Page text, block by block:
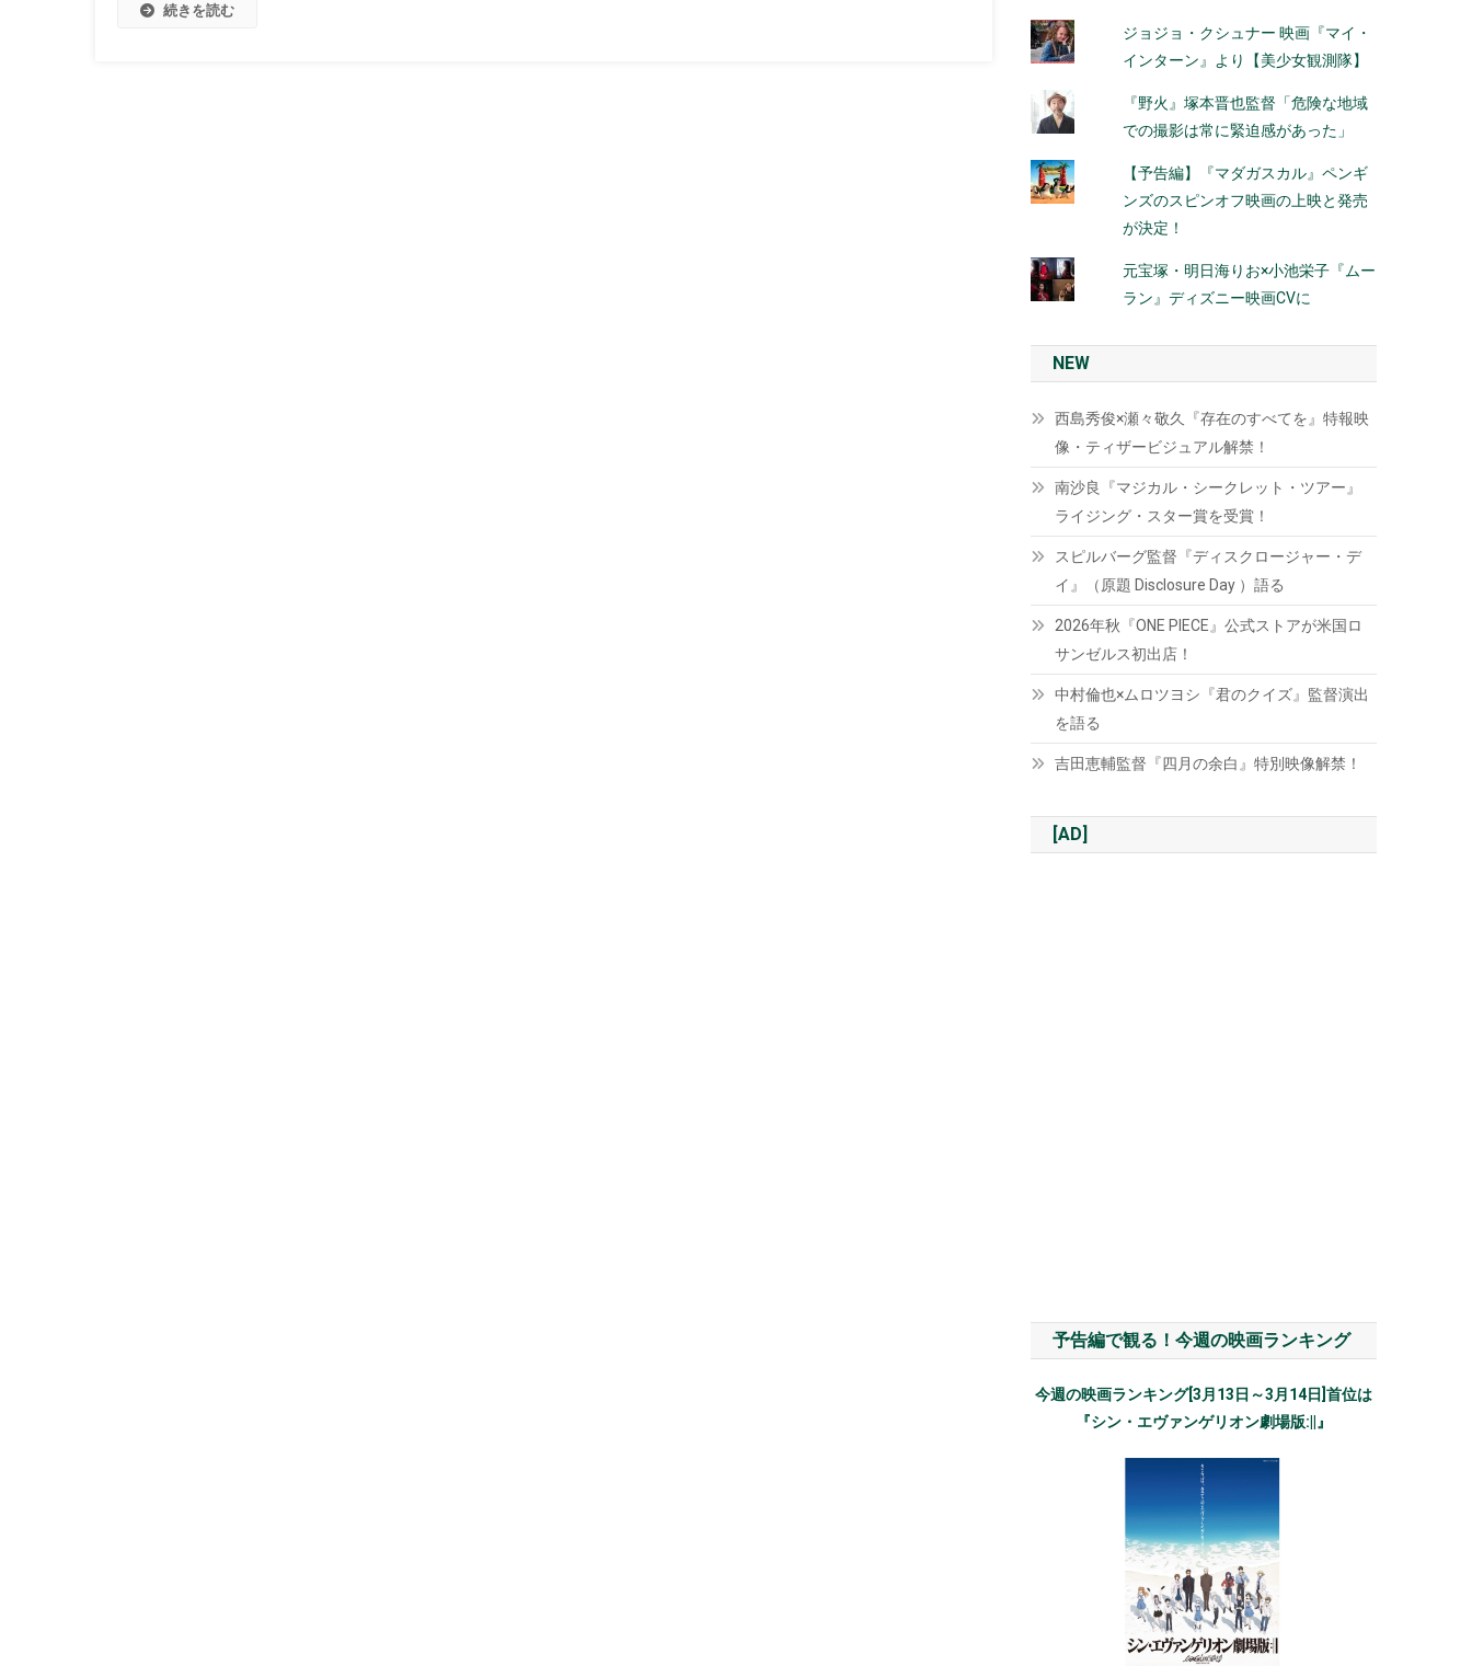
続きを読む
ジョジョ・クシュナー 映画『マイ・
インターン』より【美少女観測隊】
『野火』塚本晋也監督「危険な地域
での撮影は常に緊迫感があった」
【予告編】『マダガスカル』ペンギ
ンズのスピンオフ映画の上映と発売
が決定！
元宝塚・明日海りお×小池栄子『ムー
ラン』ディズニー映画CVに
NEW
西島秀俊×瀬々敬久『存在のすべてを』特報映
像・ティザービジュアル解禁！
南沙良『マジカル・シークレット・ツアー』
ライジング・スター賞を受賞！
スピルバーグ監督『ディスクロージャー・デ
イ』（原題 Disclosure Day ）語る
2026年秋『ONE PIECE』公式ストアが米国ロ
サンゼルス初出店！
中村倫也×ムロツヨシ『君のクイズ』監督演出
を語る
吉田恵輔監督『四月の余白』特別映像解禁！
[AD]
予告編で観る！今週の映画ランキング
今週の映画ランキング[3月13日～3月14日]首位は
『シン・エヴァンゲリオン劇場版:||』